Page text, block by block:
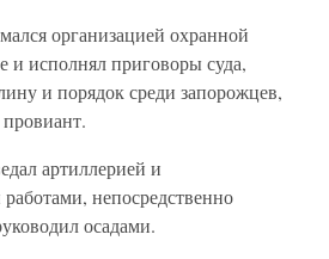
организацией охранной
и исполнял приговоры суда,
и порядок среди запорожцев,
артиллерией и
непосредственно
осадами.